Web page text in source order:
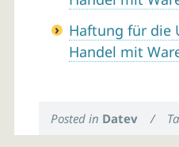
Haftung für die
Handel mit
Posted in Datev /